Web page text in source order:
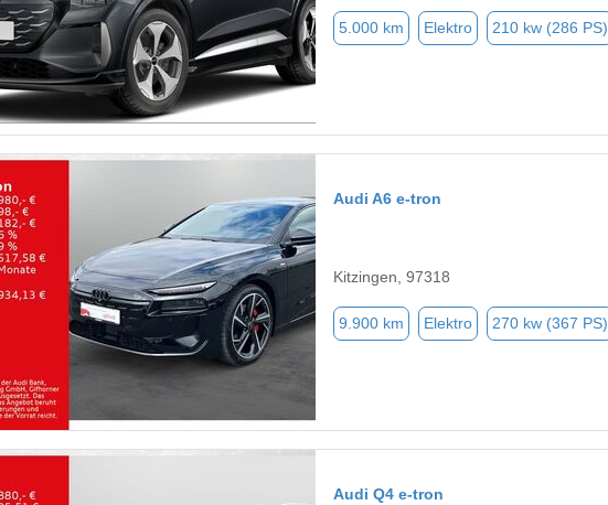
5.000 km Elektro 210 kw (286 PS)
Audi A6 e-tron
Kitzingen, 97318
9.900 km Elektro 270 kw (367 PS)
Audi Q4 e-tron